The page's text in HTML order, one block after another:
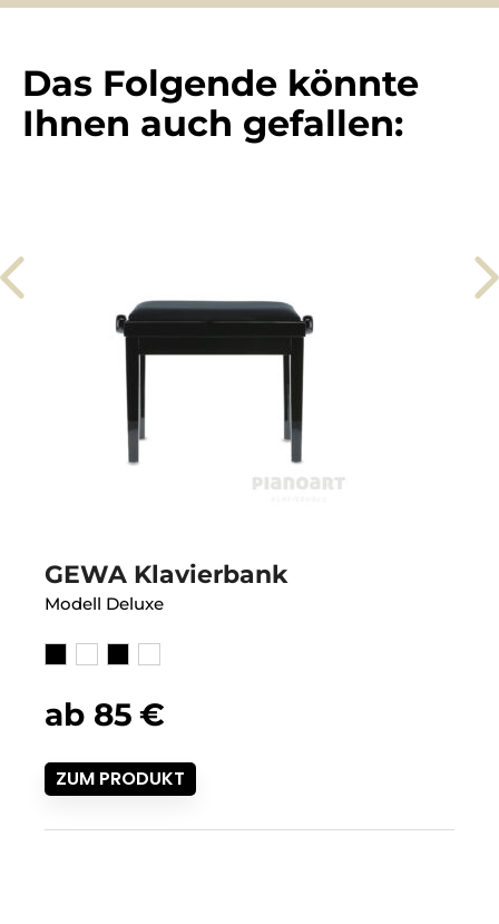
Das Folgende könnte
Ihnen auch gefallen:
GEWA Klavierbank
Modell Deluxe
ab 85 €
ZUM PRODUKT